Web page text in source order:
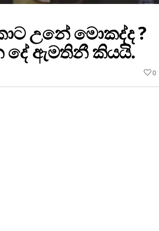
උනේ මොකද්ද ?
දේ ඇමතිනී කියයි.
0